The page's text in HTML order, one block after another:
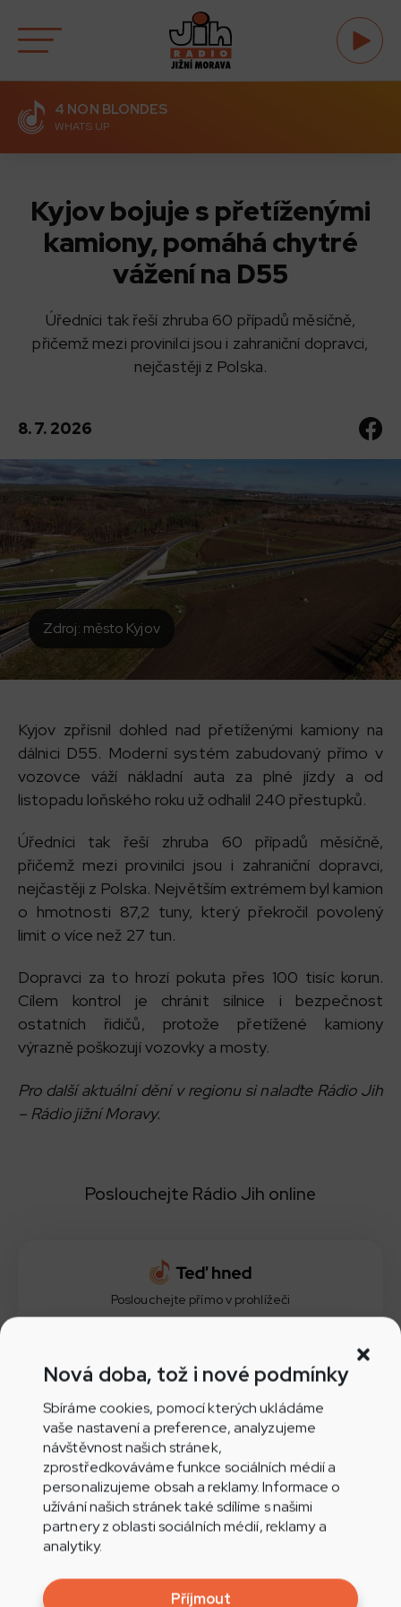
Nová doba, tož i nové podmínky
Sbíráme cookies, pomocí kterých ukládáme
vaše nastavení a preference, analyzujeme
návštěvnost našich stránek,
zprostředkováváme funkce sociálních médií a
personalizujeme obsah a reklamy. Informace o
užívání našich stránek také sdílíme s našimi
partnery z oblasti sociálních médií, reklamy a
analytiky.
Příjmout
4 NON BLONDES
WHATS UP
Kyjov bojuje s přetíženými
kamiony, pomáhá chytré
vážení na D55
Úředníci tak řeší zhruba 60 případů měsíčně,
přičemž mezi provinilci jsou i zahraniční dopravci,
nejčastěji z Polska.
8. 7. 2026
Zdroj: město Kyjov
Kyjov zpřísnil dohled nad přetíženými kamiony na
dálnici D55. Moderní systém zabudovaný přímo v
vozovce váží nákladní auta za plné jízdy a od
listopadu loňského roku už odhalil 240 přestupků.
Úředníci tak řeší zhruba 60 případů měsíčně,
přičemž mezi provinilci jsou i zahraniční dopravci,
nejčastěji z Polska. Největším extrémem byl kamion
o hmotnosti 87,2 tuny, který překročil povolený
limit o více než 27 tun.
Dopravci za to hrozí pokuta přes 100 tisíc korun.
Cílem kontrol je chránit silnice i bezpečnost
ostatních řidičů, protože přetížené kamiony
výrazně poškozují vozovky a mosty.
Pro další aktuální dění v regionu si nalaďte Rádio Jih
– Rádio jižní Moravy.
Poslouchejte Rádio Jih online
Poslouchejte přímo v prohlížeči
Aplikace Play.cz pro Android
Aplikace Play.cz pro iOS